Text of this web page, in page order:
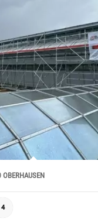
OBERHAUSEN
4